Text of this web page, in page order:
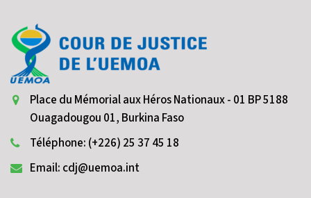
Place du Mémorial aux Héros Nationaux - 01 BP 5188
Ouagadougou 01, Burkina Faso
Téléphone: (+226) 25 37 45 18
Email: cdj@uemoa.int